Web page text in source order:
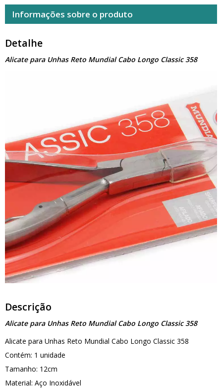
Informações sobre o produto
Detalhe
Alicate para Unhas Reto Mundial Cabo Longo Classic 358
Descrição
Alicate para Unhas Reto Mundial Cabo Longo Classic 358
Alicate para Unhas Reto Mundial Cabo Longo Classic 358
Contém: 1 unidade
Tamanho: 12cm
Material: Aço Inoxidável